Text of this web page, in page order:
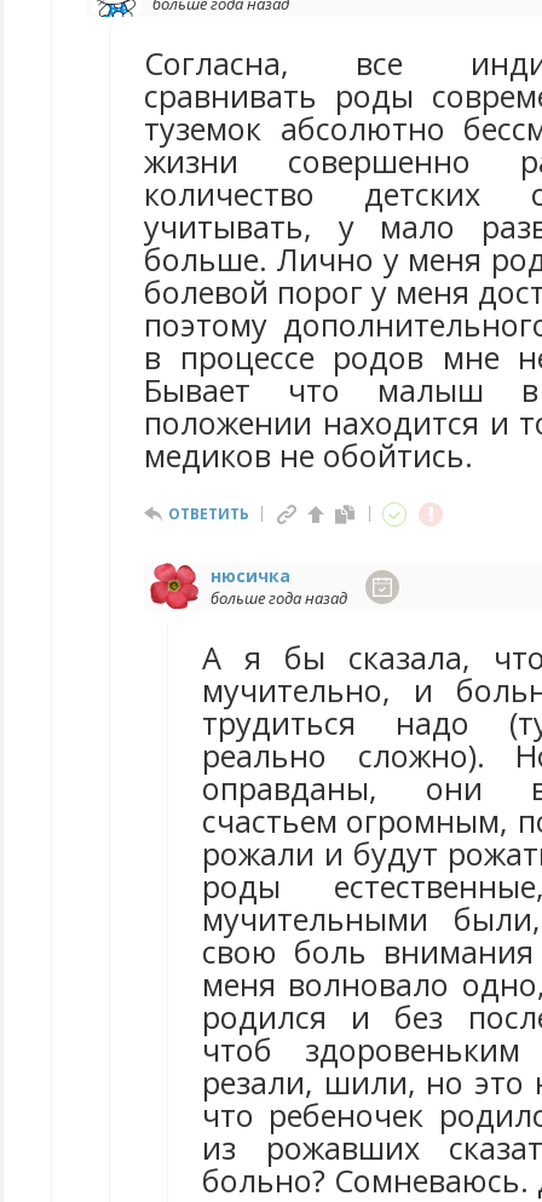
Согласна, все
сравнивать роды
туземок абсолютно
жизни совершенно
количество детских
учитывать, у мало
больше. Лично у меня
болевой порог у меня
поэтому
в процессе родов мне
Бывает что малыш в
положении находится и
медиков не обойтись.
ОТВЕТИТЬ
нюсичка
больше года назад
А я бы сказала,
мучительно, и
трудиться надо
реально сложно).
оправданы, они
счастьем огромным,
рожали и будут
роды
мучительными
свою боль
меня волновало
родился и без
чтоб
резали, шили, но это
что ребеночек
из рожавших
больно? Сомневаюсь.